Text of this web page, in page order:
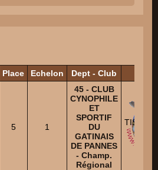
Place Echelon Dept - Club
5 1
45 - CLUB
CYNOPHILE
ET
SPORTIF
DU
GATINAIS
DE PANNES
- Champ.
Régional